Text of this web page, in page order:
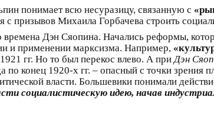
понимает всю несуразицу, связанную с
с призывов Михаила Горбачева строить
Дэн Сяопина. Начались реформы,
и применении марксизма. Например,
гг. Но то был перекос влево. А при Дэн
конец 1920-х гг. – опасный с точки зрения
власти. Большевики понимали
социалистическую идею, начав